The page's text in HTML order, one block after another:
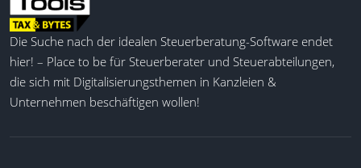
Die Suche nach der idealen Steuerberatung-Software endet
hier! – Place to be für Steuerberater und Steuerabteilungen,
die sich mit Digitalisierungsthemen in Kanzleien &
Unternehmen beschäftigen wollen!